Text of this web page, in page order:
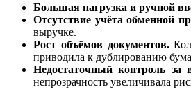
Большая нагрузка и ручной
Отсутствие учёта обменной
выручке.
Рост объёмов документов.
приводила к дублированию
Недостаточный контроль за
непрозрачность увеличивала